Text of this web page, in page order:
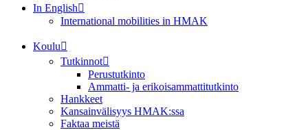
In English
International mobilities in HMAK
Koulu
Tutkinnot
Perustutkinto
Ammatti- ja erikoisammattitutkinto
Hankkeet
Kansainvälisyys HMAK:ssa
Faktaa meistä